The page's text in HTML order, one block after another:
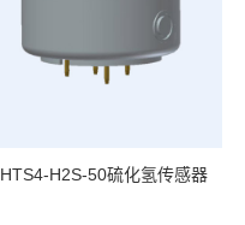
HTS4-H2S-50硫化氢传感器